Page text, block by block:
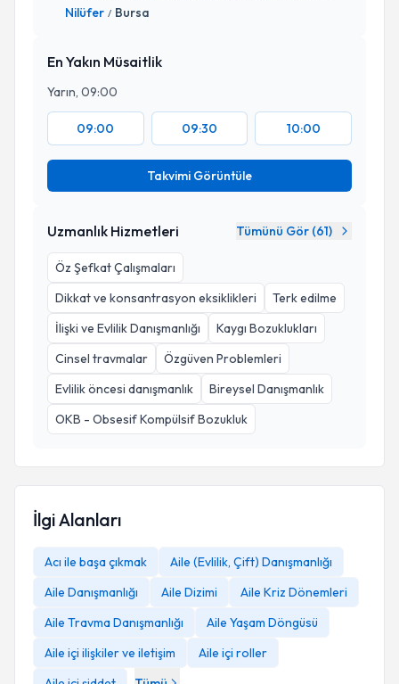
Nilüfer / Bursa
En Yakın Müsaitlik
Yarın, 09:00
09:00 09:30 10:00
Takvimi Görüntüle
Uzmanlık Hizmetleri Tümünü Gör (61)
Öz Şefkat Çalışmaları
Dikkat ve konsantrasyon eksiklikleri
Terk edilme
İlişki ve Evlilik Danışmanlığı
Kaygı Bozuklukları
Cinsel travmalar
Özgüven Problemleri
Evlilik öncesi danışmanlık
Bireysel Danışmanlık
OKB - Obsesif Kompülsif Bozukluk
İlgi Alanları
Acı ile başa çıkmak
Aile (Evlilik, Çift) Danışmanlığı
Aile Danışmanlığı
Aile Dizimi
Aile Kriz Dönemleri
Aile Travma Danışmanlığı
Aile Yaşam Döngüsü
Aile içi ilişkiler ve iletişim
Aile içi roller